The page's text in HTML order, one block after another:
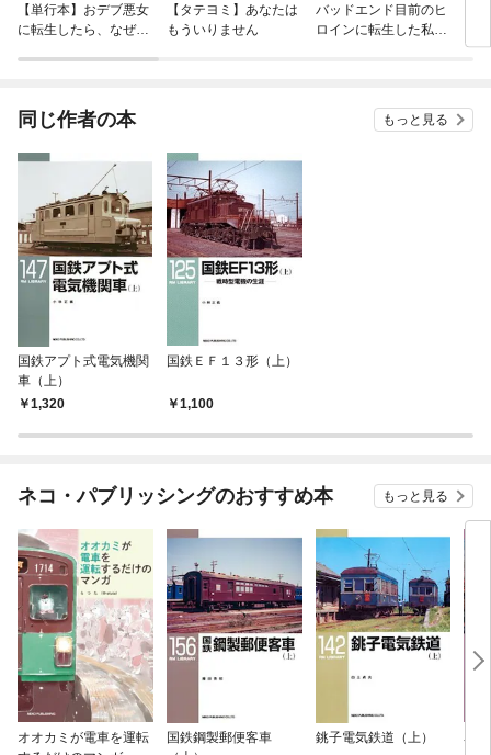
【単行本】おデブ悪女
に転生したら、なぜか
【タテヨミ】あなたは
もういりません
バッドエンド目前のヒ
ロインに転生した私、
同じ作者の本 もっと見る
国鉄アプト式電気機関
車（上）
1,320
国鉄ＥＦ１３形（上）
1,100
ネコ・パブリッシングのおすすめ本 もっと見る
オオカミが電車を運転
国鉄鋼製郵便客車
銚子電気鉄道（上）
名